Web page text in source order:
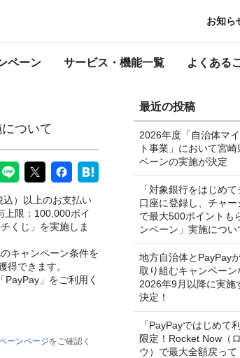
ペーン サービス・機能一覧 よくある
お知ら
知らせ
ついて
）以上のお支払い
上限：100,000ポイ
くじ」を実施しま
キャンペーン条件を
できます。
」をご利用く
ーンページをご確認く
最近の投稿
2026年度「自治体マ
ト事業」において宮
ペーンの実施が決定
「対象銀行をはじめ
口座に登録し、チャ
で最大500ポイントも
ンペーン」実施につい
地方自治体とPayPay
取り組むキャンペーン
2026年9月以降に実施
決定！
「PayPayではじめて
限定！Rocket Now（
ウ）で最大全額戻って